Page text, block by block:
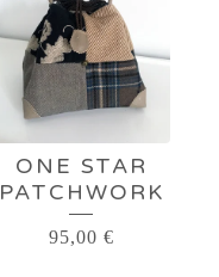
ONE STAR
PATCHWORK
95,00 €